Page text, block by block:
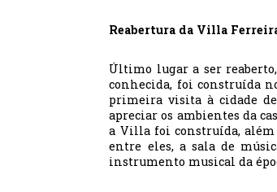
Reabertura da Villa
Último lugar a ser
conhecida, foi construída
primeira visita à cidade de
apreciar os ambientes da
a Villa foi construída, além
entre eles, a sala de
instrumento musical da